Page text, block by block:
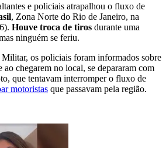
e policiais atrapalhou o fluxo de
, Zona Norte do Rio de Janeiro, na
Houve troca de tiros durante uma
ninguém se feriu.
os policiais foram informados sobre
ao chegarem no local, se depararam com
que tentavam interromper o fluxo de
motoristas que passavam pela região.